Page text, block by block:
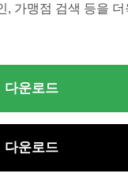
가맹점 검색 등을 더
다운로드
다운로드